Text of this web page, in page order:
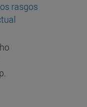
rasgos